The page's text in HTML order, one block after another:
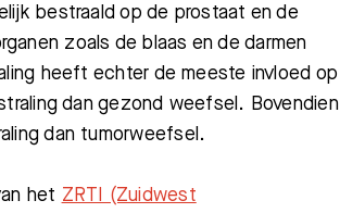
bestraald op de prostaat en de
zoals de blaas en de darmen
heeft echter de meeste invloed op
dan gezond weefsel. Bovendien
dan tumorweefsel.
het ZRTI (Zuidwest